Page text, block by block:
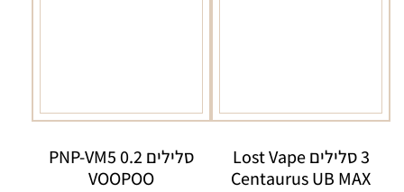
3 סלילים Lost Vape
Centaurus UB MAX
סלילים PNP-VM5 0.2
VOOPOO